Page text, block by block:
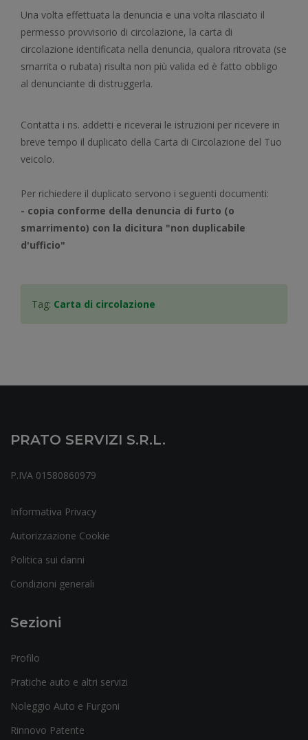
Una volta effettuata la denuncia e una volta rilasciato il
permesso provvisorio di circolazione, la carta di
circolazione identificata nella denuncia, qualora ritrovata (se
smarrita o rubata) risulta non più valida ed è fatto obbligo
al denunciante di distruggerla.
Contatta i ns. addetti e riceverai le istruzioni per ricevere in
breve tempo il duplicato della Carta di Circolazione del Tuo
veicolo.
Per richiedere il duplicato servono i seguenti documenti:
- copia conforme della denuncia di furto (o
smarrimento) con la dicitura "non duplicabile
d'ufficio"
Tag: Carta di circolazione
PRATO SERVIZI S.r.l.
P.IVA 01580860979
Informativa Privacy
Autorizzazione Cookie
Politica sui danni
Condizioni generali
Sezioni
Profilo
Pratiche auto e altri servizi
Noleggio Auto e Furgoni
Rinnovo Patente